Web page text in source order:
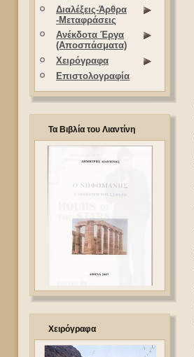
Διαλέξεις-Άρθρα
-Μεταφράσεις
Ανέκδοτα Έργα
(Αποσπάσματα)
Χειρόγραφα
Επιστολογραφία
Τα Βιβλία του Λιαντίνη
Χειρόγραφα